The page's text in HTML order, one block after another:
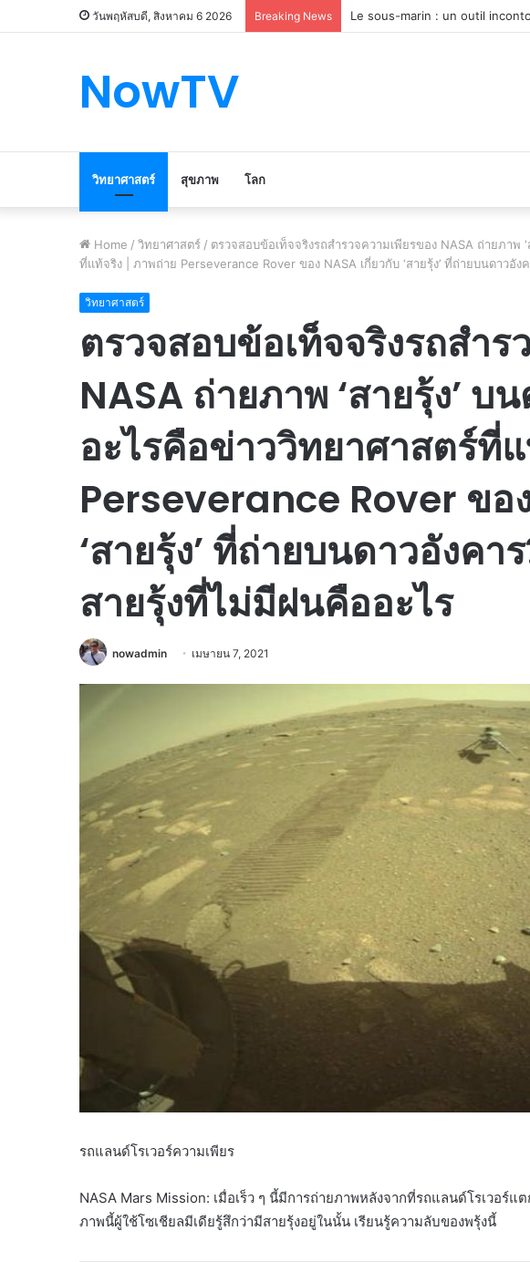
วันพฤหัสบดี, สิงหาคม 6 2026 Breaking News Le marché du véhicule
NowTV
วิทยาศาสตร์ สุขภาพ โลก
Home / วิทยาศาสตร์ / ตรวจสอบข้อเท็จจริงรถสำรวจความเพียรของ NASA ถ่ายภาพ
ที่แท้จริง | ภาพถ่าย Perseverance Rover ของ NASA เกี่ยวกับ ‘สายรุ้ง’ ที่ถ่ายบนดาวอั
วิทยาศาสตร์
ตรวจสอบข้อเท็จจริงรถสำร
NASA ถ่ายภาพ ‘สายรุ้ง’ บ
อะไรคือข่าววิทยาศาสตร์ที่
Perseverance Rover ขอ
‘สายรุ้ง’ ที่ถ่ายบนดาวอังค
สายรุ้งที่ไม่มีฝนคืออะไร
nowadmin เมษายน 7, 2021
รถแลนด์โรเวอร์ความเพียร
NASA Mars Mission: เมื่อเร็ว ๆ นี้มีการถ่ายภาพหลังจากที่รถแลนด์โรเวอร์แ
ภาพนี้ผู้ใช้โซเชียลมีเดียรู้สึกว่ามีสายรุ้งอยู่ในนั้น เรียนรู้ความลับของพรุ้งนี้